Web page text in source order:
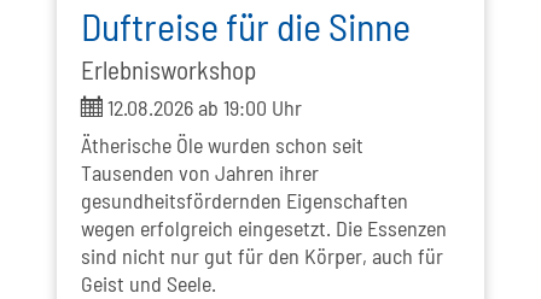
Duftreise für die Sinne
Erlebnisworkshop
ticket
12.08.2026 ab 19:00 Uhr
Ätherische Öle wurden schon seit
Tausenden von Jahren ihrer
gesundheitsfördernden Eigenschaften
wegen erfolgreich eingesetzt. Die Essenzen
sind nicht nur gut für den Körper, auch für
Geist und Seele.